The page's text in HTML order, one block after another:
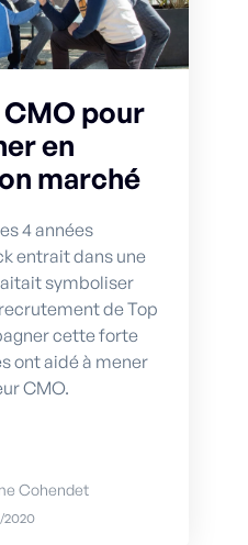
pour
en
marché
4 années
entrait dans une
symboliser
de Top
cette forte
ont aidé à mener
CMO.
Cohendet
2020